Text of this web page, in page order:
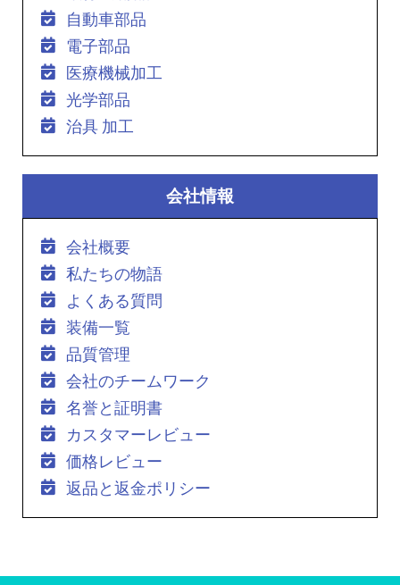
自動車部品
電子部品
医療機械加工
光学部品
治具 加工
会社情報
会社概要
私たちの物語
よくある質問
装備一覧
品質管理
会社のチームワーク
名誉と証明書
カスタマーレビュー
価格レビュー
返品と返金ポリシー